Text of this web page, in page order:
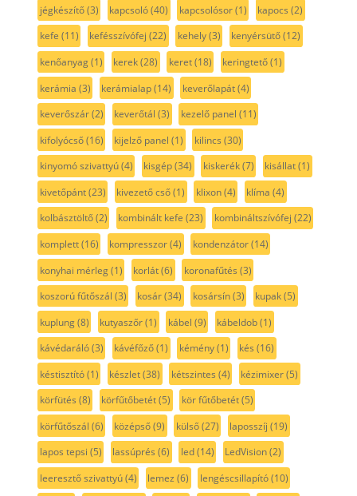
jégkészítő(3) kapcsoló(40) kapcsolósor(1) kapocs (2)
kefe (11) kefésszívófej (22) kehely(3) kenyérsütő(12)
kenőanyag(1) kerek(28) keret(18) keringtető(1)
kerámia (3) kerámialap(14) keverőlapát(4)
keverőszár(2) keverőtál (3) kezelő panel (11)
kifolyócső(16) kijelző panel (1) kilincs (30)
kinyomó szivattyú(4) kisgép(34) kiskerék(7) kisállat(1)
kivetőpánt(23) kivezető cső(1) klixon(4) klíma (4)
kolbásztöltő(2) kombinált kefe (23) kombináltszívófej (22)
komplett(16) kompresszor(4) kondenzátor(14)
konyhai mérleg(1) korlát(6) koronafűtés (3)
koszorú fűtőszál (3) kosár(34) kosársín(3) kupak(5)
kuplung(8) kutyaszőr(1) kábel (9) kábeldob(1)
kávédaráló(3) kávéfőző(1) kémény(1) kés (16)
késtisztító(1) készlet(38) kétszintes (4) kézimixer(5)
körfütés (8) körfűtőbetét(5) kör fűtőbetét(5)
körfűtőszál (6) középső(9) külső(27) laposszíj (19)
lapos tepsi (5) lassúprés (6) led(14) LedVision(2)
leeresztő szivattyú(4) lemez (6) lengéscsillapító(10)